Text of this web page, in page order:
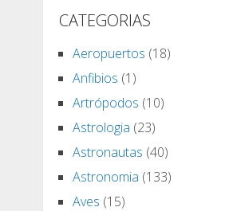
CATEGORIAS
Aeropuertos (18)
Anfibios (1)
Artrópodos (10)
Astrologia (23)
Astronautas (40)
Astronomia (133)
Aves (15)